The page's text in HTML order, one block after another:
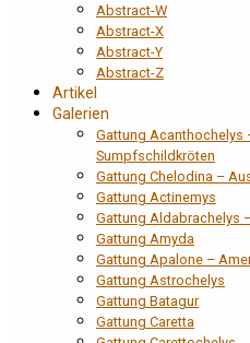
Abstract-W
Abstract-X
Abstract-Y
Abstract-Z
Artikel
Galerien
Gattung Acanthochelys
Sumpfschildkröten
Gattung Chelodina –
Gattung Actinemys
Gattung Aldabrachelys
Gattung Amyda
Gattung Apalone –
Gattung Astrochelys
Gattung Batagur
Gattung Caretta